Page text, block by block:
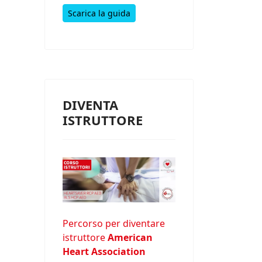
Scarica la guida
DIVENTA
ISTRUTTORE
Percorso per diventare
istruttoreAmerican
Heart Association